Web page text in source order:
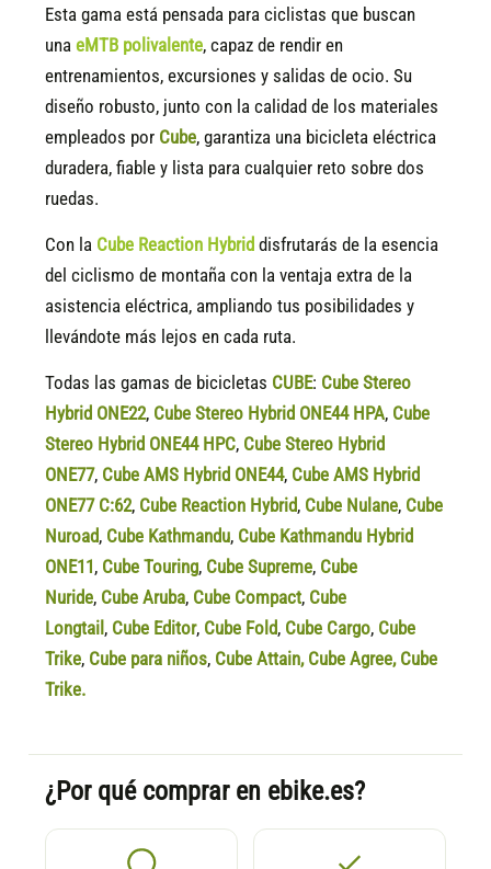
Esta gama está pensada para ciclistas que buscan
unaeMTB polivalente, capaz de rendir en
entrenamientos, excursiones y salidas de ocio. Su
diseño robusto, junto con la calidad de los materiales
empleados por Cube, garantiza una bicicleta eléctrica
duradera, fiable y lista para cualquier reto sobre dos
ruedas.
Con la Cube Reaction Hybrid disfrutarás de la esencia
del ciclismo de montaña con la ventaja extra de la
asistencia eléctrica, ampliando tus posibilidades y
llevándote más lejos en cada ruta.
Todas las gamas de bicicletas CUBE: Cube Stereo
Hybrid ONE22, Cube Stereo Hybrid ONE44 HPA, Cube
Stereo Hybrid ONE44 HPC, Cube Stereo Hybrid
ONE77, Cube AMS Hybrid ONE44, Cube AMS Hybrid
ONE77 C:62, Cube Reaction Hybrid, Cube Nulane, Cube
Nuroad, Cube Kathmandu, Cube Kathmandu Hybrid
ONE11, Cube Touring, Cube Supreme, Cube
Nuride, Cube Aruba, Cube Compact, Cube
Longtail , Cube Editor, Cube Fold, Cube Cargo, Cube
Trike, Cube para niños, Cube Attain, Cube Agree, Cube
Trike.
¿Por qué comprar en ebike.es?